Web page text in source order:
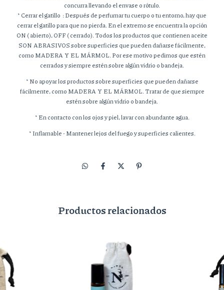
concurra llevando el envase o rótulo.
* Cerrar el gatillo : Después de perfumar tu cuerpo o tu entorno, hay que
cerrar el gatillo para que no pierda. En el extremo se encuentra la opción
ON ( abierto), OFF ( cerrado). Todos los productos que contienen aceite
SON ABRASIVOS sobre superficies que pueden dañarse fácilmente,
como MADERA Y EL MÁRMOL. Por ese motivo pedimos que estén
cerrados y siempre estén sobre algún vidrio o bandeja.
* No apoyar los productos sobre superficies que pueden dañarse
fácilmente, como MADERA Y EL MÁRMOL. Tratar de que siempre
estén sobre algún vidrio o bandeja.
* En contacto con los ojos y piel, lavar con abundante agua.
* Inflamable - Mantener lejos del fuego y superficies calientes.
Productos relacionados